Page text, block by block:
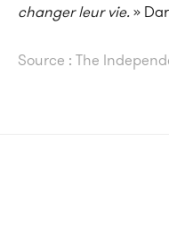
changer leur vie.»
Source : The